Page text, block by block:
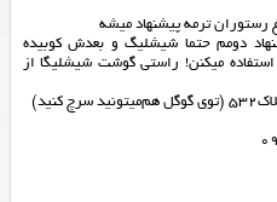
رستوران ترمه پیشنهاد میشه
دومم حتما شیشلیگ و بعدش کوبیده
میکنن! راستی گوشت شیشلیگا از